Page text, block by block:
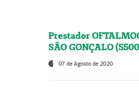
Prestador
SÃO GONÇALO
07 de Agosto de 2020